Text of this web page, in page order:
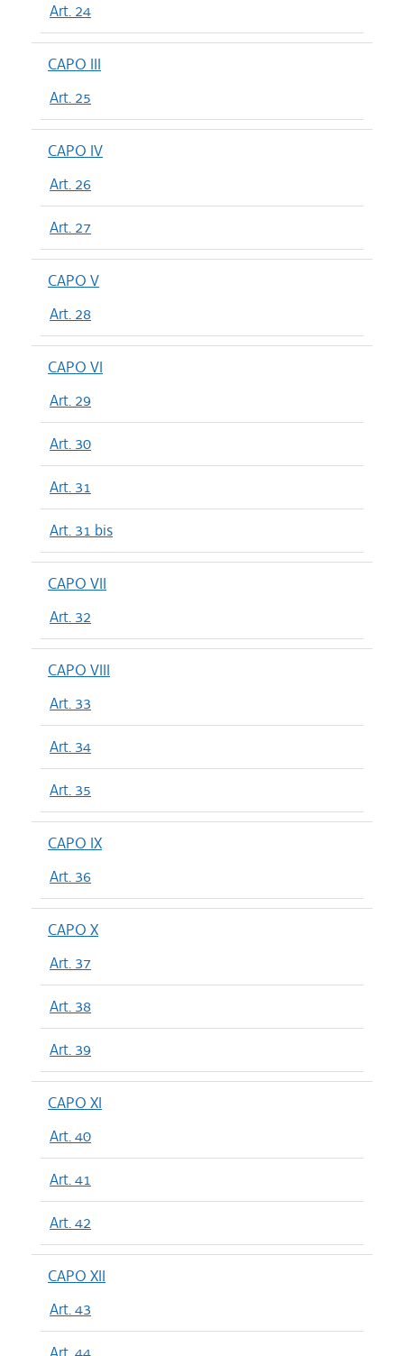
Art. 24
CAPO III
Art. 25
CAPO IV
Art. 26
Art. 27
CAPO V
Art. 28
CAPO VI
Art. 29
Art. 30
Art. 31
Art. 31 bis
CAPO VII
Art. 32
CAPO VIII
Art. 33
Art. 34
Art. 35
CAPO IX
Art. 36
CAPO X
Art. 37
Art. 38
Art. 39
CAPO XI
Art. 40
Art. 41
Art. 42
CAPO XII
Art. 43